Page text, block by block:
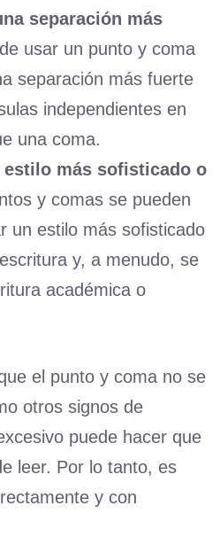
separación más
usar un punto y coma
separación más fuerte
independientes en
una coma.
estilo más sofisticado o
y comas se pueden
un estilo más sofisticado
y, a menudo, se
académica o
el punto y coma no se
otros signos de
puede hacer que
leer. Por lo tanto, es
y con